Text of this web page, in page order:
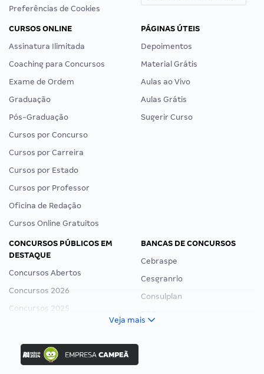
Preferências de Cookies
CURSOS ONLINE
Assinatura Ilimitada
Coaching para Concursos
Exame de Ordem
Graduação
Pós-Graduação
Cursos por Concurso
Cursos por Carreira
Cursos por Estado
Cursos por Professor
Oficina de Redação
Cursos Online Gratuitos
PÁGINAS ÚTEIS
Depoimentos
Material Grátis
Aulas ao Vivo
Aulas Grátis
Sugerir Curso
CONCURSOS PÚBLICOS EM
DESTAQUE
Concursos Abertos
Concursos 2026
Concursos 2025
Concurso Ibama
Concurso MPU
BANCAS DE CONCURSOS
Cebraspe
Cesgranrio
Consulplan
Veja mais